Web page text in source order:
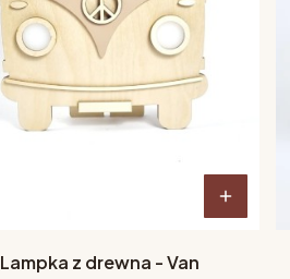
Lampka z drewna - Van